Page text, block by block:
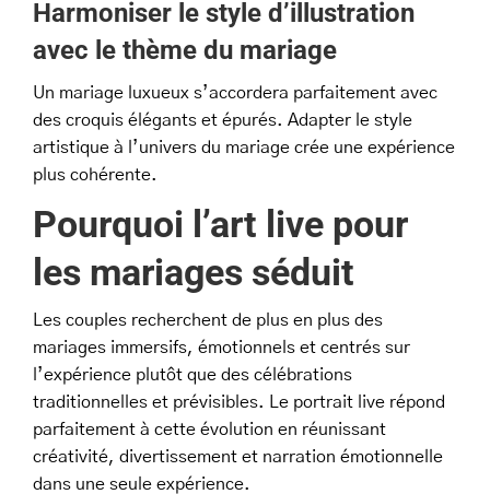
Harmoniser le style d’illustration
avec le thème du mariage
Un mariage luxueux s’accordera parfaitement avec
des croquis élégants et épurés. Adapter le style
artistique à l’univers du mariage crée une expérience
plus cohérente.
Pourquoi l’art live pour
les mariages séduit
Les couples recherchent de plus en plus des
mariages immersifs, émotionnels et centrés sur
l’expérience plutôt que des célébrations
traditionnelles et prévisibles. Le portrait live répond
parfaitement à cette évolution en réunissant
créativité, divertissement et narration émotionnelle
dans une seule expérience.